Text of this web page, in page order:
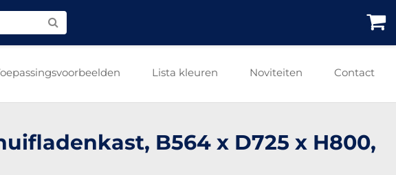
Lista kleuren Noviteiten Contact
B564 x D725 x H800,